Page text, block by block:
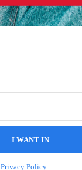
I WANT IN
Privacy Policy.